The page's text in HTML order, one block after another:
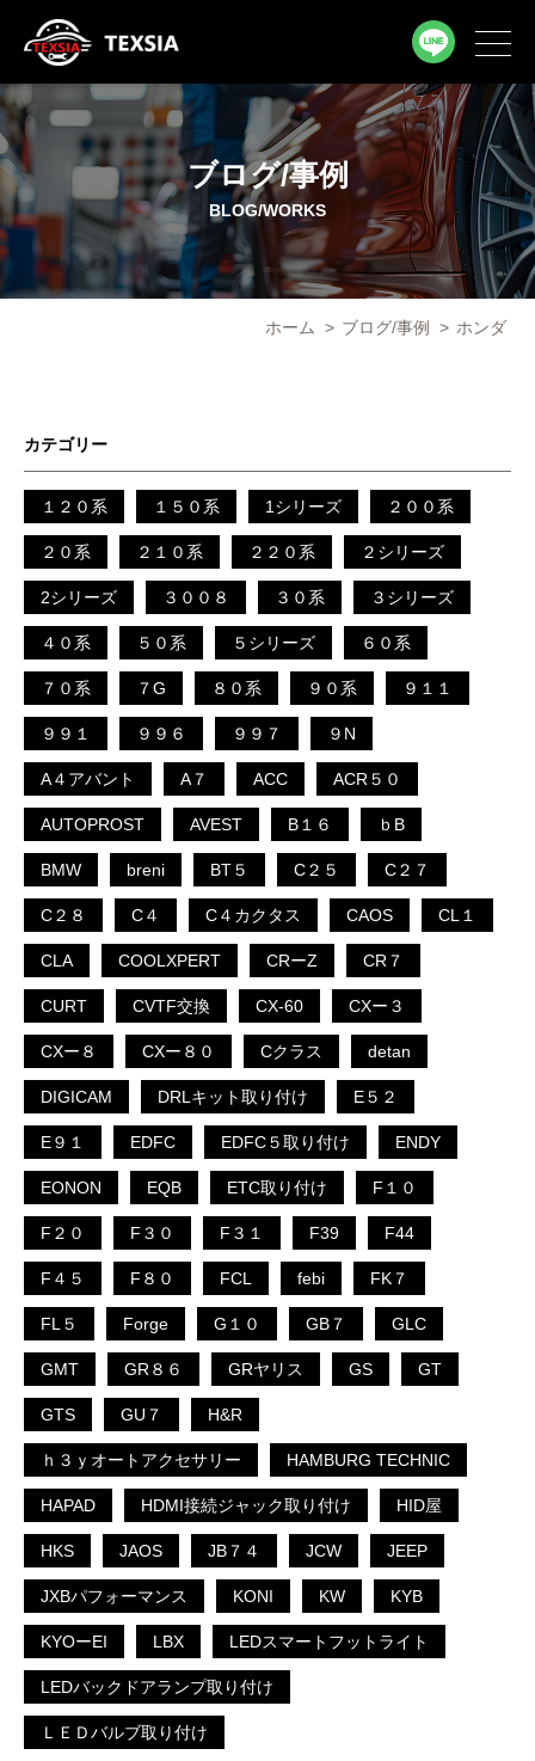
ブログ/事例
BLOG/WORKS
ホーム > ブログ/事例 > ホンダ
カテゴリー
１２０系 １５０系 1シリーズ ２００系
２０系 ２１０系 ２２０系 ２シリーズ
2シリーズ ３００８ ３０系 ３シリーズ
４０系 ５０系 ５シリーズ ６０系
７０系 ７G ８０系 ９０系 ９１１
９９１ ９９６ ９９７ ９N
A４アバント A７ ACC ACR５０
AUTOPROST AVEST B１６ ｂB
BMW breni BT５ C２５ C２７
C２８ C４ C４カクタス CAOS CL１
CLA COOLXPERT CRーZ CR７
CURT CVTF交換 CX-60 CXー３
CXー８ CXー８０ Cクラス detan
DIGICAM DRLキット取り付け E５２
E９１ EDFC EDFC５取り付け ENDY
EONON EQB ETC取り付け F１０
F２０ F３０ F３１ F39 F44
F４５ F８０ FCL febi FK７
FL５ Forge G１０ GB７ GLC
GMT GR８６ GRヤリス GS GT
GTS GU７ H&R
ｈ３ｙオートアクセサリー HAMBURG TECHNIC
HAPAD HDMI接続ジャック取り付け HID屋
HKS JAOS JB７４ JCW JEEP
JXBパフォーマンス KONI KW KYB
KYOーEI LBX LEDスマートフットライト
LEDバックドアランプ取り付け
ＬＥＤバルブ取り付け